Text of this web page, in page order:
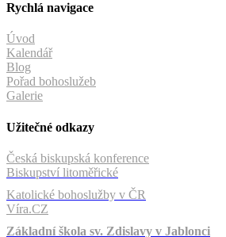
Rychlá navigace
Úvod
Kalendář
Blog
Pořad bohoslužeb
Galerie
Užitečné odkazy
Česká biskupská konference
Biskupství litoměřické
Katolické bohoslužby v ČR
Víra.CZ
Základní škola sv. Zdislavy v Jablonci